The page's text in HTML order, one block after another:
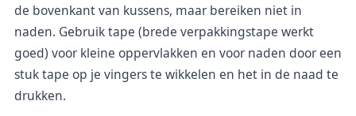
de bovenkant van kussens, maar bereiken niet in
naden. Gebruik tape (brede verpakkingstape werkt
goed) voor kleine oppervlakken en voor naden door een
stuk tape op je vingers te wikkelen en het in de naad te
drukken.